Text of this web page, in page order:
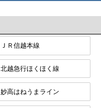
ＪＲ信越本線
北越急行ほくほく線
妙高はねうまライン